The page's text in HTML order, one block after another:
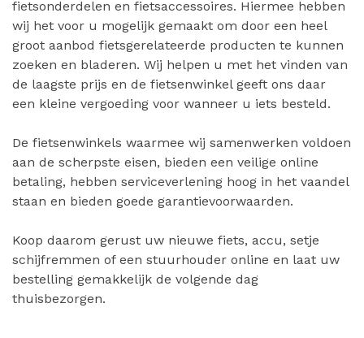
fietsonderdelen en fietsaccessoires. Hiermee hebben
wij het voor u mogelijk gemaakt om door een heel
groot aanbod fietsgerelateerde producten te kunnen
zoeken en bladeren. Wij helpen u met het vinden van
de laagste prijs en de fietsenwinkel geeft ons daar
een kleine vergoeding voor wanneer u iets besteld.
De fietsenwinkels waarmee wij samenwerken voldoen
aan de scherpste eisen, bieden een veilige online
betaling, hebben serviceverlening hoog in het vaandel
staan en bieden goede garantievoorwaarden.
Koop daarom gerust uw nieuwe fiets, accu, setje
schijfremmen of een stuurhouder online en laat uw
bestelling gemakkelijk de volgende dag
thuisbezorgen.